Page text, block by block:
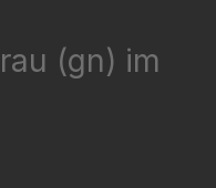
(gn) im